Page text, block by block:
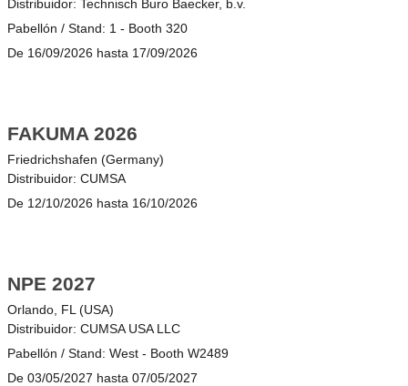
Distribuidor: Technisch Buro Baecker, b.v.
Pabellón / Stand: 1 - Booth 320
De 16/09/2026 hasta 17/09/2026
FAKUMA 2026
Friedrichshafen (Germany)
Distribuidor: CUMSA
De 12/10/2026 hasta 16/10/2026
NPE 2027
Orlando, FL (USA)
Distribuidor: CUMSA USA LLC
Pabellón / Stand: West - Booth W2489
De 03/05/2027 hasta 07/05/2027